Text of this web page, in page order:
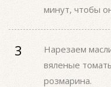
минут, чтобы
Нарезаем
вяленые
розмарина.